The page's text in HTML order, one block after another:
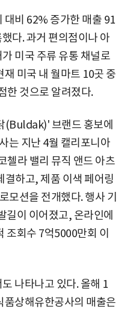
대비 62% 증가한 매출 91
다. 과거 편의점이나 아
미국 주류 유통 채널로
미국 내 월마트 10곳 중
한 것으로 알려졌다.
(Buldak)' 브랜드 홍보에
는 지난 4월 캘리포니아
첼라 밸리 뮤직 앤드 아츠
하고, 제품 이색 페어링
모션을 전개했다. 행사 기
길이 이어졌고, 온라인에
조회수 7억5000만회 이
나타나고 있다. 올해 1
품상해유한공사의 매출은